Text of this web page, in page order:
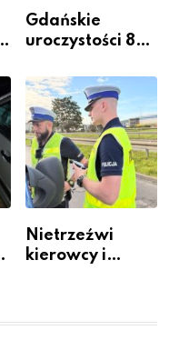
Gdańskie
uroczystości 82.
wybuchu
Powstania
Warszawskiego
Nietrzeźwi
kierowcy i